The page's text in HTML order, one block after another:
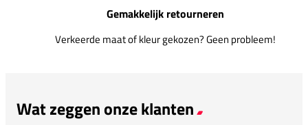
Gemakkelijk retourneren
Verkeerde maat of kleur gekozen? Geen probleem!
Wat zeggen onze klanten